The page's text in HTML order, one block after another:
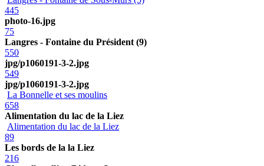
445
photo-16.jpg
75
Langres - Fontaine du Président (9)
550
jpg/p1060191-3-2.jpg
549
jpg/p1060191-3-2.jpg
La Bonnelle et ses moulins
658
Alimentation du lac de la Liez
Alimentation du lac de la Liez
89
Les bords de la la Liez
216